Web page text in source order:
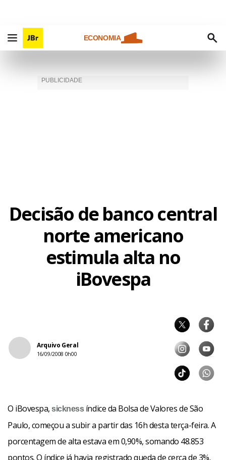
ECONOMIA
Decisão de banco central
norte americano
estimula alta no
iBovespa
Arquivo Geral
16/09/2008 0h00
O iBovespa,sicknessíndice da Bolsa de Valores de São
Paulo, começou a subir a partir das 16h desta terça-feira. A
porcentagem de alta estava em 0,90%, somando 48.853
pontos. O índice já havia registrado queda de cerca de 3%.